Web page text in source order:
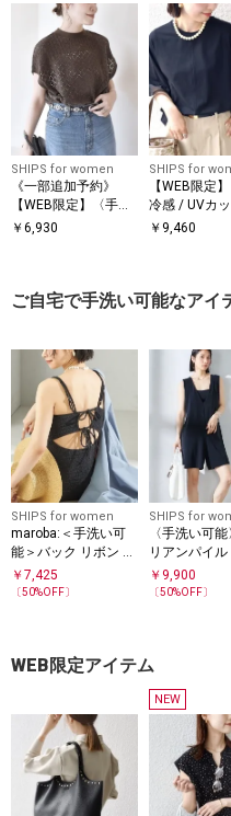
SHIPS for women
《一部追加予約》
【WEB限定】〈手洗
い可能〉アイレット
￥ 6,930
SHIPS for
【WEB限定
冷感 / UVカ
アー オーガン
￥ 9,460
ご自宅で手洗い可能なアイ
SHIPS for women
maroba:＜手洗い可
能＞バック リボン ワ
ンピース スイム ウェ
ア
￥ 7,425
〔50%OFF〕
SHIPS for
〈手洗い可
リアンパイル
インワン
￥ 9,900
〔50%OFF〕
WEB限定アイテム
NEW